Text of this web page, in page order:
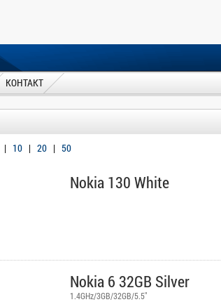
КОНТАКТ
| 10 | 20 | 50
Nokia 130 White
Nokia 6 32GB Silver
1.4GHz/3GB/32GB/5.5"